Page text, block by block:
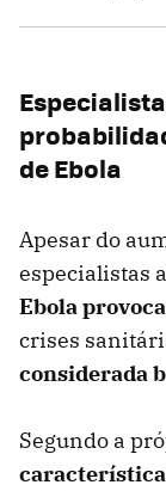
de Ebola
Apesar do
especialistas
Ebola
crises
considerada
Segundo a